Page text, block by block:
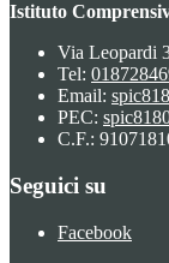
Istituto
Via Leopardi
Tel:
Email:
PEC:
C.F.:
Seguici su
Facebook